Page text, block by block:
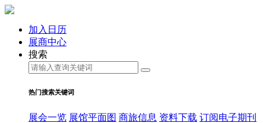
加入日历
展商中心
搜索
热门搜索关键词
展会一览 展馆平面图 商旅信息 资料下载 订阅电子期刊